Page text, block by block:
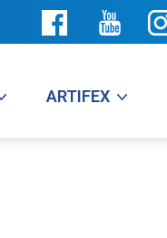
ARTIFEX